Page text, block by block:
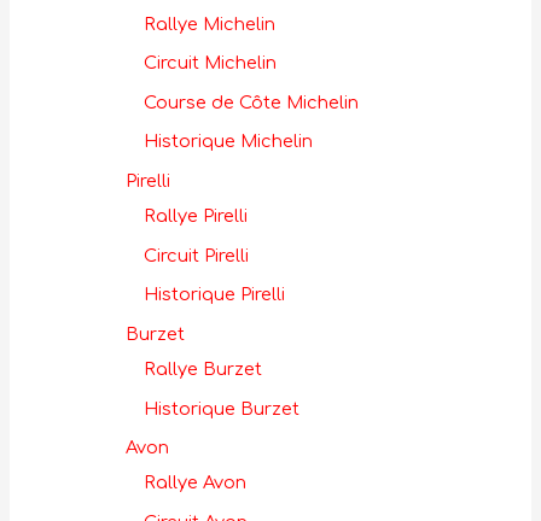
Rallye Michelin
Circuit Michelin
Course de Côte Michelin
Historique Michelin
Pirelli
Rallye Pirelli
Circuit Pirelli
Historique Pirelli
Burzet
Rallye Burzet
Historique Burzet
Avon
Rallye Avon